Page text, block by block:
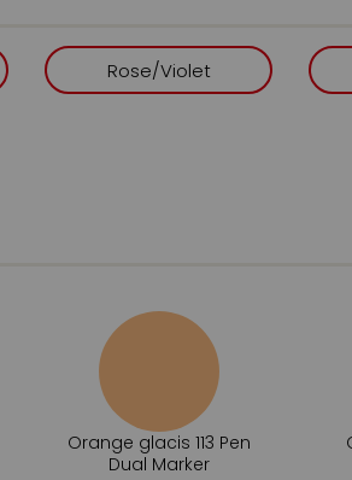
Rose/Violet
Orange glacis 113 Pen
Dual Marker